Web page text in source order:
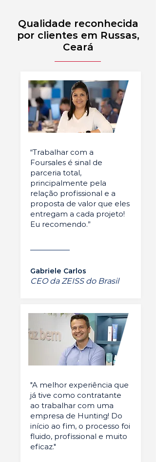
Qualidade reconhecida
por clientes em Russas,
Ceará
“Trabalhar com a
Foursales é sinal de
parceria total,
principalmente pela
relação profissional e a
proposta de valor que eles
entregam a cada projeto!
Eu recomendo.”
Gabriele Carlos
CEO da ZEISS do Brasil
"A melhor experiência que
já tive como contratante
ao trabalhar com uma
empresa de Hunting! Do
início ao fim, o processo foi
fluido, profissional e muito
eficaz."